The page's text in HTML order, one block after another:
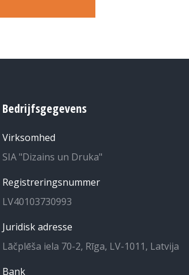
Bedrijfsgegevens
Virksomhed
SIA "Dizains un Druka"
Registreringsnummer
LV40103730993
Juridisk adresse
Lāčplēša iela 70-2, Rīga, LV-1011, Latvija
Bank